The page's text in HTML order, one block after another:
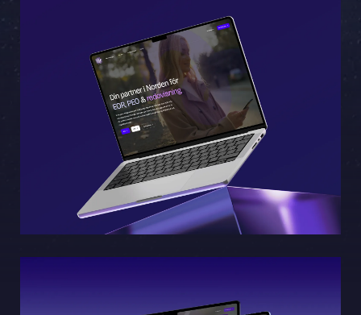
Det är OK att Sphinxly använder mina uppgifter för att kontakta
integritetspolicy)
Skicka meddelande
Banérgatan 44
115 26 STHLM